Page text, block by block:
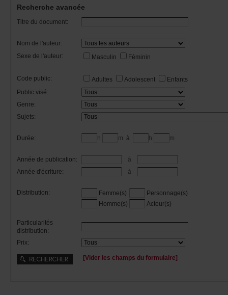
Rechercheavancée
Titredudocument:
Nomdel'auteur:
Sexedel'auteur:
Masculin Féminin
Codepublic: Adultes Adolescent
Enfants
Publicvisé:
Genre:
Sujets:
Durée: h m à h m
Annéedepublication:
à
Annéed'écriture:
à
Distribution: Femme(s)
Personnage(s)
Homme(s)
Acteur(s)
Particularités
distribution:
Prix:
[Viderleschampsduformulaire]